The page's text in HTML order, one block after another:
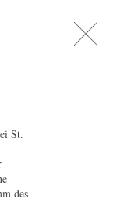
St.
des